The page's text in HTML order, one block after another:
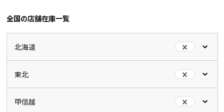
全国の店舗在庫一覧
北海道
東北
甲信越